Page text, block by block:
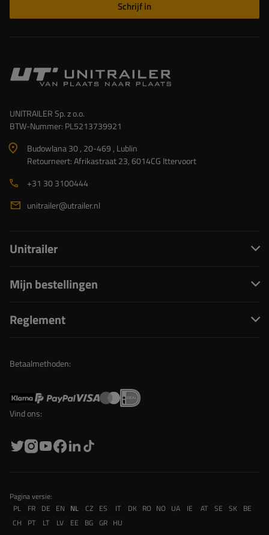
Schrijf in
UNITRAILER Sp. z o.o.
BTW-Nummer: PL5213739921
Budowlana 30 , 20-469 , Lublin
Retourneert: Afrikastraat 23, 6014CG Ittervoort
+31 30 3100444
unitrailer@utrailer.nl
Unitrailer
Mijn bestellingen
Reglement
Betaalmethoden:
Vind ons:
Pagina versie:
PL
FR DE EN NL CZ ES IT DK RO NO UA IE AT SE SK BE
CH
PT LT LV EE BG GR HU